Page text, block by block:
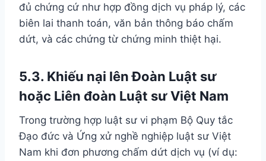
đủ chứng cứ như hợp đồng dịch vụ pháp lý, các
biên lai thanh toán, văn bản thông báo chấm
dứt, và các chứng từ chứng minh thiệt hại.
5.3. Khiếu nại lên Đoàn Luật sư
hoặc Liên đoàn Luật sư Việt Nam
Trong trường hợp luật sư vi phạm Bộ Quy tắc
Đạo đức và Ứng xử nghề nghiệp luật sư Việt
Nam khi đơn phương chấm dứt dịch vụ (ví dụ: